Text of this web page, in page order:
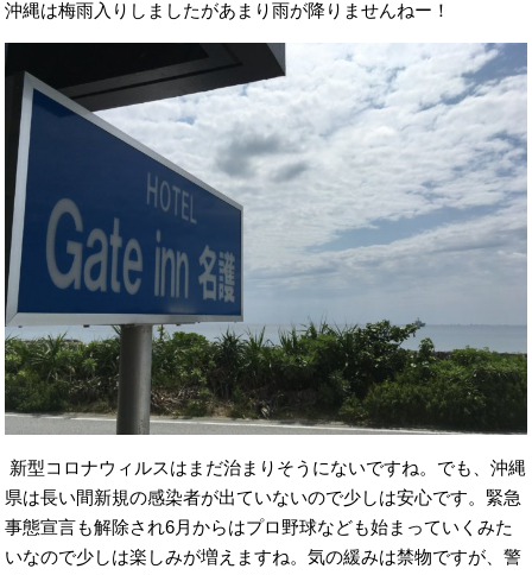
沖縄は梅雨入りしましたがあまり雨が降りませんねー！
新型コロナウィルスはまだ治まりそうにないですね。でも、沖縄
県は長い間新規の感染者が出ていないので少しは安心です。緊急
事態宣言も解除され6月からはプロ野球なども始まっていくみた
いなので少しは楽しみが増えますね。気の緩みは禁物ですが、警